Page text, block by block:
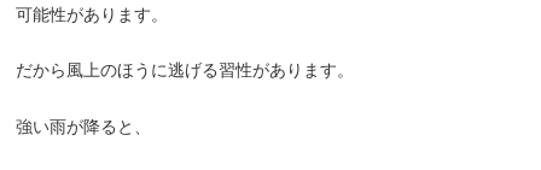
可能性があります。
だから風上のほうに逃げる習性があります。
強い雨が降ると、